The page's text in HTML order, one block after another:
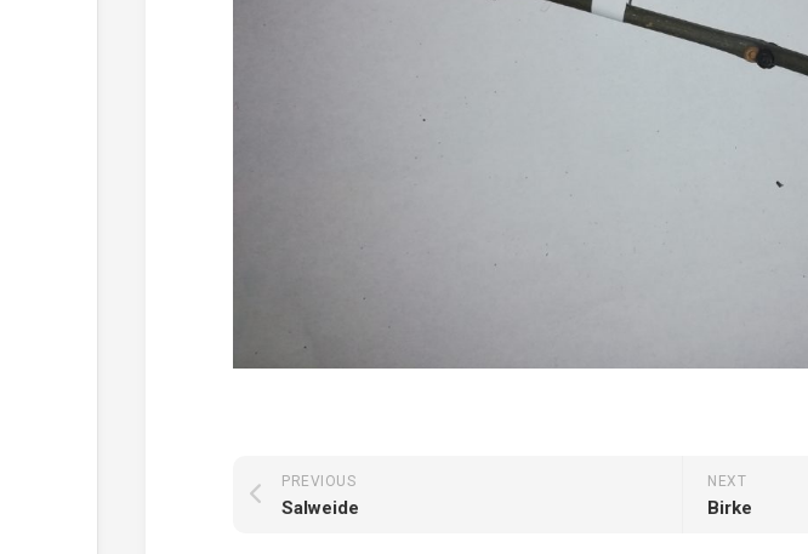
Hollunder
Kastanie
Lärche
Tulpenbaum
NEXT
Birke
PREVIOUS
Salweide